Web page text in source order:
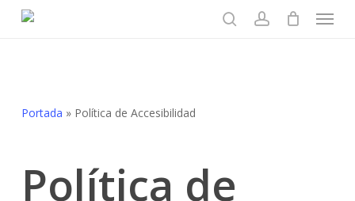
Menu
Portada » Política de Accesibilidad
Política de